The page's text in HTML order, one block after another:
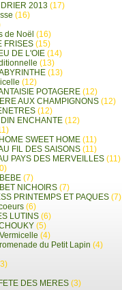
2013 (17)
(16)
de Noël (16)
FRISES (15)
DE L'OIE (14)
(13)
(13)
(12)
POTAGERE (12)
AUX CHAMPIGNONS (12)
(12)
ENCHANTE (12)
SWEET HOME (11)
FIL DES SAISONS (11)
PAYS DES MERVEILLES (11)
(7)
NICHOIRS (7)
PRINTEMPS ET PAQUES (7)
(6)
LUTINS (6)
(5)
(4)
du Petit Lapin (4)
DES MERES (3)